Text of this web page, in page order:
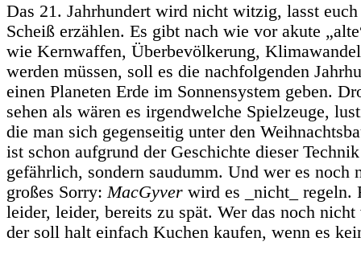
Das 21. Jahrhundert wird nicht witzig, lasst
Scheiß erzählen. Es gibt nach wie vor akute
wie Kernwaffen, Überbevölkerung,
werden müssen, soll es die nachfolgenden
einen Planeten Erde im Sonnensystem geben.
sehen als wären es irgendwelche Spielzeuge,
die man sich gegenseitig unter den
ist schon aufgrund der Geschichte dieser
gefährlich, sondern saudumm. Und wer es noch
großes Sorry:MacGyver wird es _nicht_ regeln.
leider, leider, bereits zu spät. Wer das noch nicht
der soll halt einfach Kuchen kaufen, wenn es